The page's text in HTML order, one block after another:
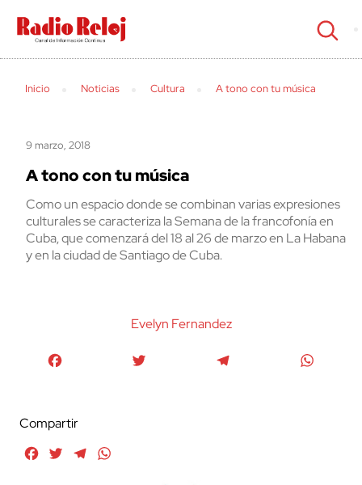
cerrar
Inicio Noticias Cultura A tono con tu música
9 marzo, 2018
A tono con tu música
Como un espacio donde se combinan varias expresiones
culturales se caracteriza la Semana de la francofonía en
Cuba, que comenzará del 18 al 26 de marzo en La Habana
y en la ciudad de Santiago de Cuba.
Evelyn Fernandez
Compartir
FacebookTwitterTelegram